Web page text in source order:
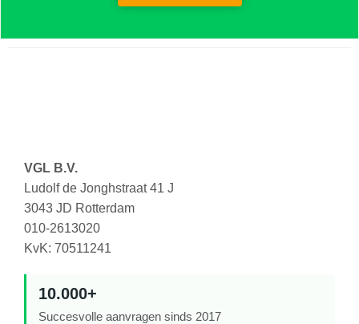
VGL B.V.
Ludolf de Jonghstraat 41 J
3043 JD Rotterdam
010-2613020
KvK: 70511241
10.000+
Succesvolle aanvragen sinds 2017